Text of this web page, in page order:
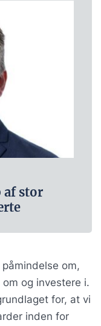
af stor
om,
og investere i.
for, at vi
inden for